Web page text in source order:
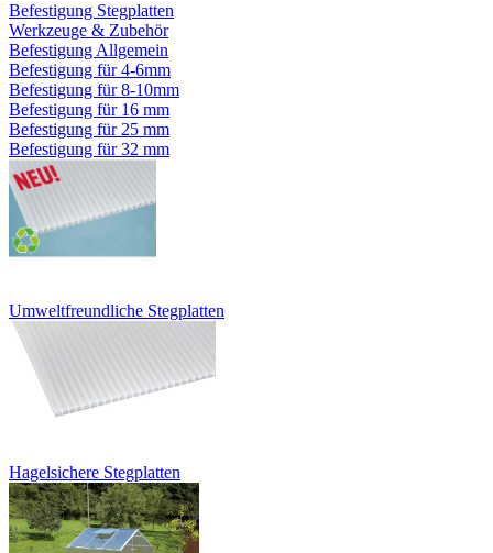
Befestigung Stegplatten
Werkzeuge & Zubehör
Befestigung Allgemein
Befestigung für 4-6mm
Befestigung für 8-10mm
Befestigung für 16 mm
Befestigung für 25 mm
Befestigung für 32 mm
Umweltfreundliche Stegplatten
Hagelsichere Stegplatten